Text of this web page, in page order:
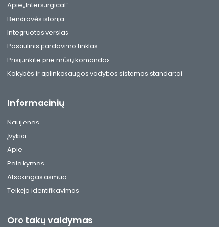
Apie „Intersurgical“
Bendrovės istorija
Integruotas verslas
Pasaulinis pardavimo tinklas
Prisijunkite prie mūsų komandos
Kokybės ir aplinkosaugos vadybos sistemos standartai
Informacinių
Naujienos
Įvykiai
Apie
Palaikymas
Atsakingas asmuo
Teikėjo identifikavimas
Oro takų valdymas